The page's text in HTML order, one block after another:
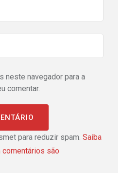
neste navegador para a
comentar.
para reduzir spam. Saiba
são